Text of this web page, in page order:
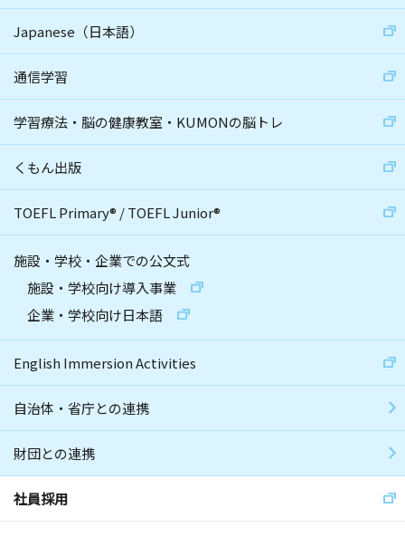
Japanese（日本語）
通信学習
学習療法・脳の健康教室・KUMONの脳トレ
くもん出版
TOEFL Primary® /TOEFL Junior®
施設・学校・企業での公文式
施設・学校向け導入事業
企業・学校向け日本語
English Immersion Activities
自治体・省庁との連携
財団との連携
社員採用